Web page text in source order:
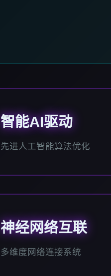
智能AI驱动
先进人工智能算法优化
神经网络互联
多维度网络连接系统